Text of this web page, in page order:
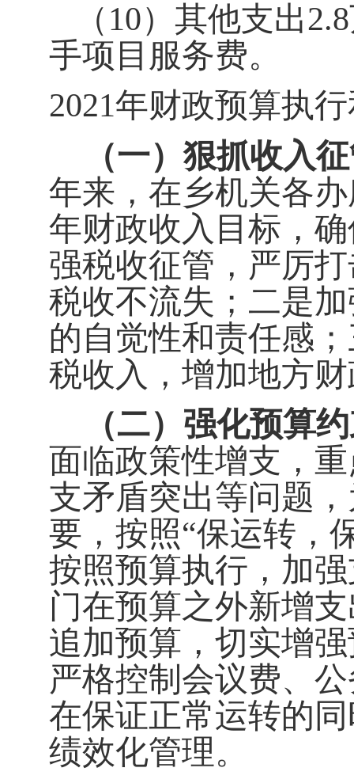
（10）其他支出2.8
手项目服务费。
2021年财政预算执
（一）狠抓收入
年来，在乡机关各
年财政收入目标，
强税收征管，严厉
税收不流失 ； 二是
的自觉性和责任感 ；
税收入，增加地方
（二）强化预算
面临政策性增支，
支矛盾突出等问题
要，按照“保运转，
按照预算执行，加
门在预算之外新增
追加预算，切实增
严格控制会议费、
在保证正常运转的
绩效化管理。